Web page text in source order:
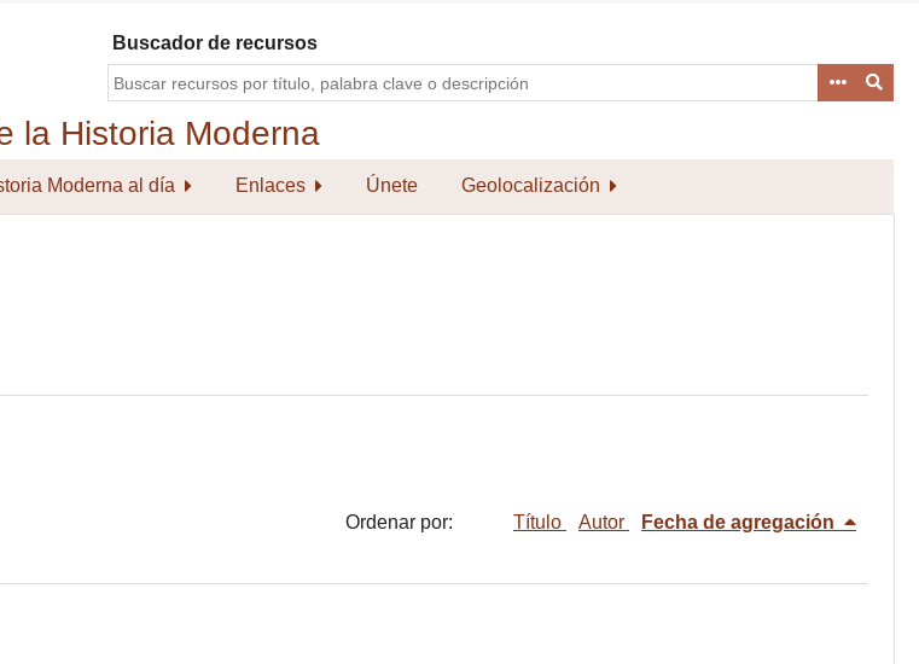
Buscador de recursos
Moderna al día Enlaces Únete Geolocalización
Ordenar por: Título Autor Fecha de agregación